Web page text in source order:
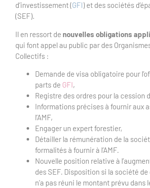
d’investissement (GFI) et des sociétés
(SEF).
Il en ressort de nouvelles obligations
qui font appel au public par des
Collectifs :
Demande de visa obligatoire pour
parts de GFI,
Registre des ordres pour la cession
Informations précises à fournir aux
l’AMF,
Engager un expert forestier,
Détailler la rémunération de la
formalités à fournir à l’AMF.
Nouvelle position relative à
des SEF. Disposition si la société
n’a pas réuni le montant prévu dans